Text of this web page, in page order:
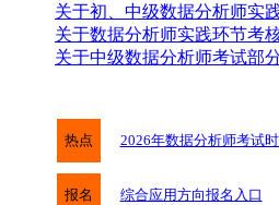
关于初、中级数据分析师实
关于数据分析师实践环节考
关于中级数据分析师考试部
热点 2026年数据分析师考试
报名 综合应用方向报名入口